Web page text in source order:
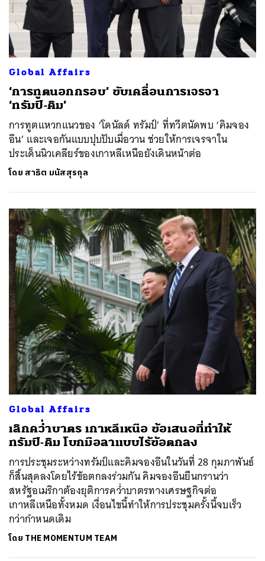
Global Affairs
‘การทูตนอกกรอบ’ ขับเคลื่อนการเจรจา
‘ทรัมป์-คิม’
การทูตแหวกแนวของ ‘โดนัลด์ ทรัมป์’ ที่ทวีตนัดพบ ‘คิมจอง
อึน’ และเจอกันแบบปุบปับเมื่อวาน ช่วยให้การเจรจาใน
ประเด็นนิวเคลียร์ของเกาหลีเหนือยังเดินหน้าต่อ
โดย สาธิต มนัสสุรกุล
Global Affairs
เลิกคว่ำบาตร เกาหลีเหนือ ข้อเสนอที่ทำให้
ทรัมป์-คิม โบกมือลาแบบไร้ข้อตกลง
การประชุมระหว่างทรัมป์และคิมจองอึนในวันที่ 28 กุมภาพันธ์
ก็สิ้นสุดลงโดยไร้ข้อตกลงร่วมกัน คิมจองอึนยืนกรานว่า
สหรัฐอเมริกาต้องยุติการคว่ำบาตรทางเศรษฐกิจต่อ
เกาหลีเหนือทั้งหมด เงื่อนไขนี้ทำให้การประชุมครั้งนี้จบเร็ว
กว่ากำหนดเดิม
โดย THE MOMENTUM TEAM